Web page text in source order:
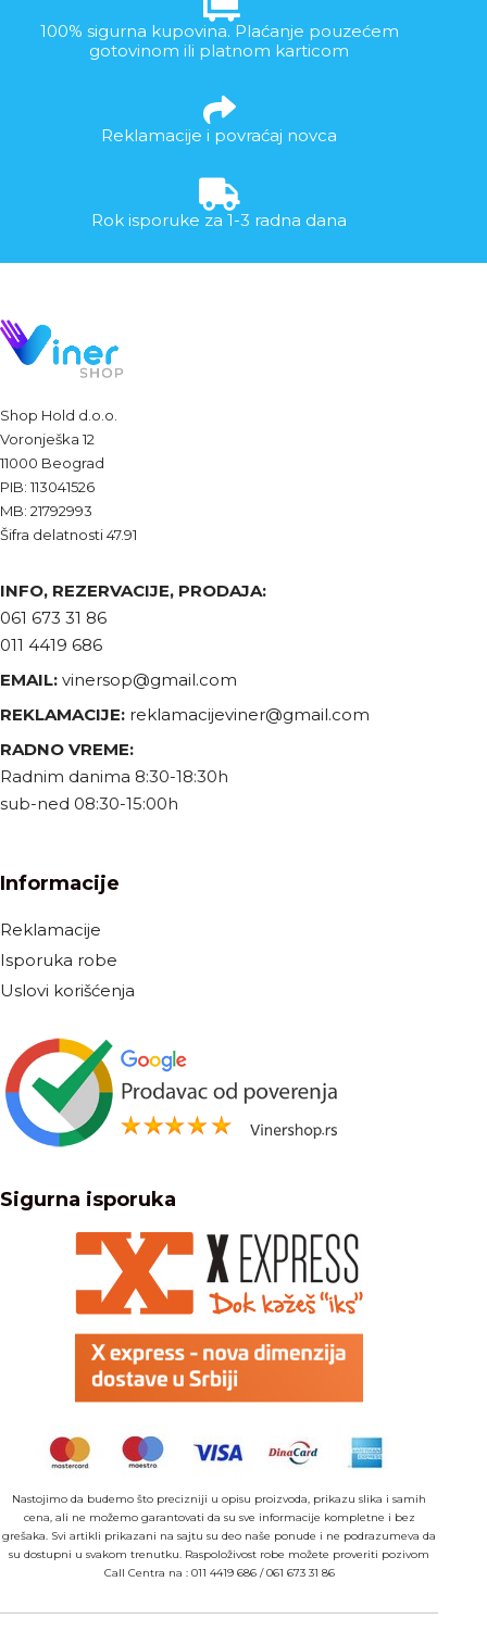
100% sigurna kupovina. Plaćanje pouzećem
gotovinom ili platnom karticom
Reklamacije i povraćaj novca
Rok isporuke za 1-3 radna dana
Shop Hold d.o.o.
Voronješka 12
11000 Beograd
PIB: 113041526
MB: 21792993
Šifra delatnosti 47.91
INFO, REZERVACIJE, PRODAJA:
061 673 31 86
011 4419 686
EMAIL: vinersop@gmail.com
REKLAMACIJE: reklamacijeviner@gmail.com
RADNO VREME:
Radnim danima 8:30-18:30h
sub-ned 08:30-15:00h
Informacije
Reklamacije
Isporuka robe
Uslovi korišćenja
Sigurna isporuka
Nastojimo da budemo što precizniji u opisu proizvoda, prikazu slika i samih
cena, ali ne možemo garantovati da su sve informacije kompletne i bez
grešaka. Svi artikli prikazani na sajtu su deo naše ponude i ne podrazumeva da
su dostupni u svakom trenutku. Raspoloživost robe možete proveriti pozivom
Call Centra na : 011 4419 686/061 673 31 86